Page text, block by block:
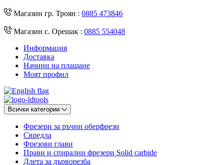
Магазин гр. Троян : 0885 473846
Магазин с. Орешак : 0885 554048
Информация
Доставка
Начини на плащане
Моят профил
Всички категории
Фрезери за ръчни оберфрези
Свредла
Фрезови глави
Прави и спирални фрезери Solid carbide
Длета за дърворезба